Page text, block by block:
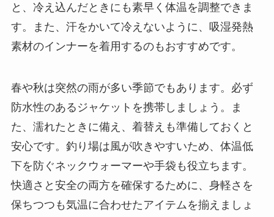
と、冷え込んだときにも素早く体温を調整できま
す。また、汗をかいて冷えないように、吸湿発熱
素材のインナーを着用するのもおすすめです。
春や秋は突然の雨が多い季節でもあります。必ず
防水性のあるジャケットを携帯しましょう。ま
た、濡れたときに備え、着替えも準備しておくと
安心です。釣り場は風が吹きやすいため、体温低
下を防ぐネックウォーマーや手袋も役立ちます。
快適さと安全の両方を確保するために、身軽さを
保ちつつも気温に合わせたアイテムを揃えましょ